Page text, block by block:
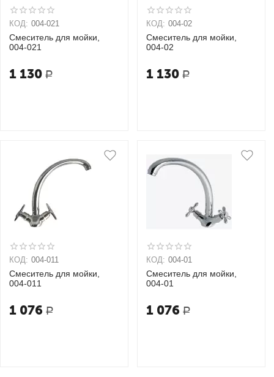
КОД: 004-021
Смеситель для мойки,
004-021
1 130 Р
КОД: 004-02
Смеситель для мойки,
004-02
1 130 Р
КОД: 004-011
Смеситель для мойки,
004-011
1 076 Р
КОД: 004-01
Смеситель для мойки,
004-01
1 076 Р